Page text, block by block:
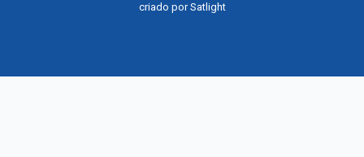
criado porSatlight